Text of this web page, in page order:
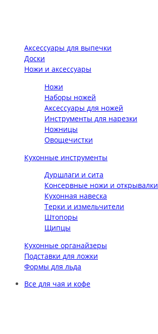
Аксессуары для выпечки
Доски
Ножи и аксессуары
Ножи
Наборы ножей
Аксессуары для ножей
Инструменты для нарезки
Ножницы
Овощечистки
Кухонные инструменты
Дуршлаги и сита
Консервные ножи и открывалки
Кухонная навеска
Терки и измельчители
Штопоры
Щипцы
Кухонные органайзеры
Подставки для ложки
Формы для льда
Все для чая и кофе